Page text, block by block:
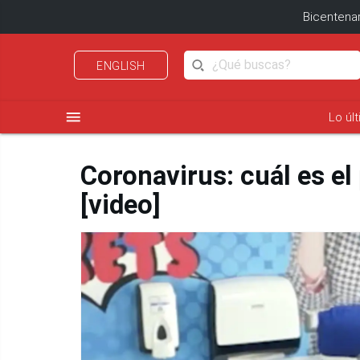
ENGLISH
menu Lo
Coronavirus: cuál es
[video]